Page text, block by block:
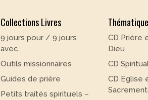
Collections Livres
9 jours pour / 9 jours
avec…
Outils missionnaires
Guides de prière
Petits traités spirituels –
CD Prière
Dieu
CD
CD Eglise